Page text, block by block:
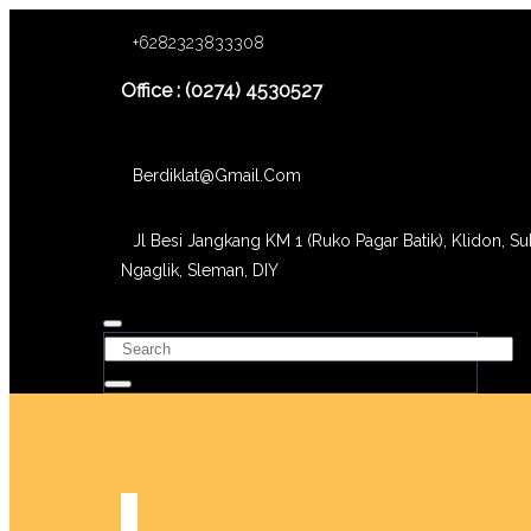
+6282323833308
Office : (0274) 4530527
Berdiklat@gmail.com
Jl Besi Jangkang KM 1 (Ruko Pagar Batik), Klidon,
Ngaglik, Sleman, DIY